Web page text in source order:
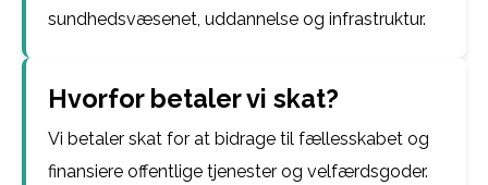
sundhedsvæsenet, uddannelse og infrastruktur.
Hvorfor betaler vi skat?
Vi betaler skat for at bidrage til fællesskabet og
finansiere offentlige tjenester og velfærdsgoder.